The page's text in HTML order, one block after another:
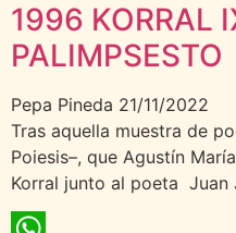
1996 KORRAL
PALIMPSESTO
Pepa Pineda 21/11/2022
Tras aquella muestra de
Poiesis–, que Agustín
Korral junto al poeta Juan